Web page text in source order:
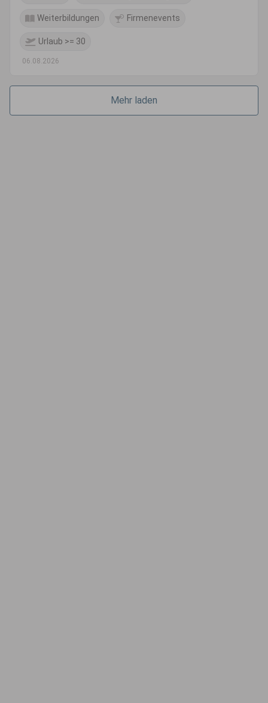
Weiterbildungen Firmenevents
Urlaub >= 30
06.08.2026
Mehr laden